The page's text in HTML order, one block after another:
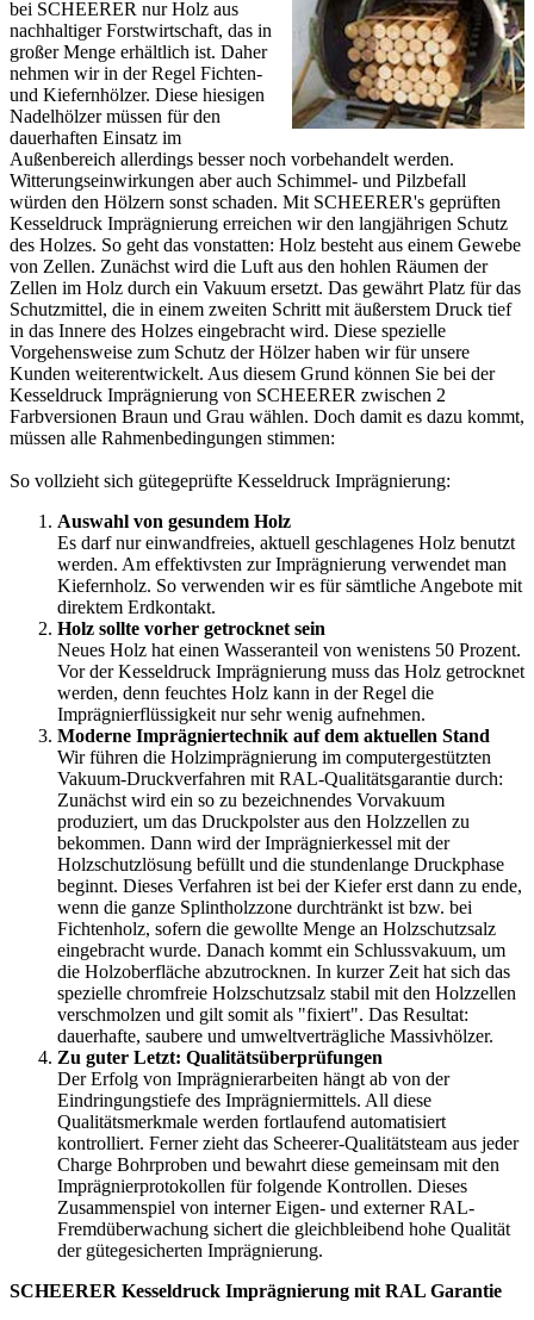
bei SCHEERER nur Holz aus
nachhaltiger Forstwirtschaft, das in
großer Menge erhältlich ist. Daher
nehmen wir in der Regel Fichten-
und Kiefernhölzer. Diese hiesigen
Nadelhölzer müssen für den
dauerhaften Einsatz im
Außenbereich allerdings besser noch vorbehandelt werden.
Witterungseinwirkungen aber auch Schimmel- und Pilzbefall
würden den Hölzern sonst schaden. Mit SCHEERER's geprüften
Kesseldruck Imprägnierung erreichen wir den langjährigen Schutz
des Holzes. So geht das vonstatten: Holz besteht aus einem Gewebe
von Zellen. Zunächst wird die Luft aus den hohlen Räumen der
Zellen im Holz durch ein Vakuum ersetzt. Das gewährt Platz für das
Schutzmittel, die in einem zweiten Schritt mit äußerstem Druck tief
in das Innere des Holzes eingebracht wird. Diese spezielle
Vorgehensweise zum Schutz der Hölzer haben wir für unsere
Kunden weiterentwickelt. Aus diesem Grund können Sie bei der
Kesseldruck Imprägnierung von SCHEERER zwischen 2
Farbversionen Braun und Grau wählen. Doch damit es dazu kommt,
müssen alle Rahmenbedingungen stimmen:
So vollzieht sich gütegeprüfte Kesseldruck Imprägnierung:
Auswahl von gesundem Holz
Es darf nur einwandfreies, aktuell geschlagenes Holz benutzt
werden. Am effektivsten zur Imprägnierung verwendet man
Kiefernholz. So verwenden wir es für sämtliche Angebote mit
direktem Erdkontakt.
Holz sollte vorher getrocknet sein
Neues Holz hat einen Wasseranteil von wenistens 50 Prozent.
Vor der Kesseldruck Imprägnierung muss das Holz getrocknet
werden, denn feuchtes Holz kann in der Regel die
Imprägnierflüssigkeit nur sehr wenig aufnehmen.
Moderne Imprägniertechnik auf dem aktuellen Stand
Wir führen die Holzimprägnierung im computergestützten
Vakuum-Druckverfahren mit RAL-Qualitätsgarantie durch:
Zunächst wird ein so zu bezeichnendes Vorvakuum
produziert, um das Druckpolster aus den Holzzellen zu
bekommen. Dann wird der Imprägnierkessel mit der
Holzschutzlösung befüllt und die stundenlange Druckphase
beginnt. Dieses Verfahren ist bei der Kiefer erst dann zu ende,
wenn die ganze Splintholzzone durchtränkt ist bzw. bei
Fichtenholz, sofern die gewollte Menge an Holzschutzsalz
eingebracht wurde. Danach kommt ein Schlussvakuum, um
die Holzoberfläche abzutrocknen. In kurzer Zeit hat sich das
spezielle chromfreie Holzschutzsalz stabil mit den Holzzellen
verschmolzen und gilt somit als "fixiert". Das Resultat:
dauerhafte, saubere und umweltverträgliche Massivhölzer.
Zu guter Letzt: Qualitätsüberprüfungen
Der Erfolg von Imprägnierarbeiten hängt ab von der
Eindringungstiefe des Imprägniermittels. All diese
Qualitätsmerkmale werden fortlaufend automatisiert
kontrolliert. Ferner zieht das Scheerer-Qualitätsteam aus jeder
Charge Bohrproben und bewahrt diese gemeinsam mit den
Imprägnierprotokollen für folgende Kontrollen. Dieses
Zusammenspiel von interner Eigen- und externer RAL-
Fremdüberwachung sichert die gleichbleibend hohe Qualität
der gütegesicherten Imprägnierung.
SCHEERER Kesseldruck Imprägnierung mit RAL Garantie